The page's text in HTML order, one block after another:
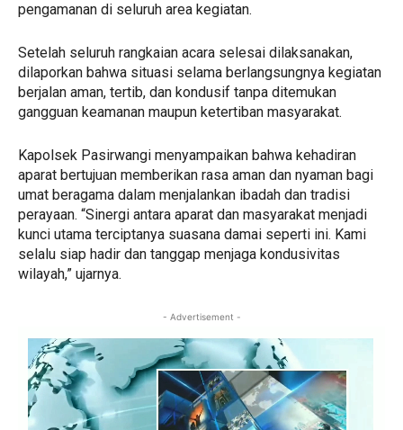
pengamanan di seluruh area kegiatan.
Setelah seluruh rangkaian acara selesai dilaksanakan,
dilaporkan bahwa situasi selama berlangsungnya kegiatan
berjalan aman, tertib, dan kondusif tanpa ditemukan
gangguan keamanan maupun ketertiban masyarakat.
Kapolsek Pasirwangi menyampaikan bahwa kehadiran
aparat bertujuan memberikan rasa aman dan nyaman bagi
umat beragama dalam menjalankan ibadah dan tradisi
perayaan. “Sinergi antara aparat dan masyarakat menjadi
kunci utama terciptanya suasana damai seperti ini. Kami
selalu siap hadir dan tanggap menjaga kondusivitas
wilayah,” ujarnya.
- Advertisement -